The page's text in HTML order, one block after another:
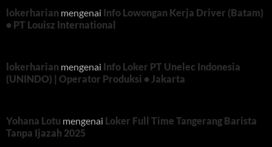
lokerharian mengenai Info Lowongan Kerja Driver (Batam)
• PT Louisz International
lokerharian mengenai Info Loker PT Unelec Indonesia
(UNINDO) | Operator Produksi • Jakarta
Yohana Lotu mengenai Loker Full Time Tangerang Barista
Tanpa Ijazah 2025